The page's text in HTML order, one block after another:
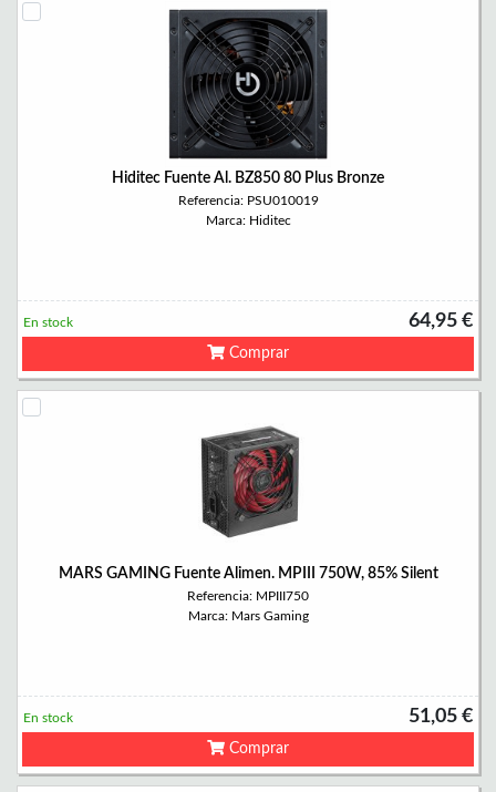
Hiditec Fuente Al. BZ850 80 Plus Bronze
Referencia: PSU010019
Marca: Hiditec
64,95 €
En stock
Comprar
MARS GAMING Fuente Alimen. MPIII 750W, 85% Silent
Referencia: MPIII750
Marca: Mars Gaming
51,05 €
En stock
Comprar